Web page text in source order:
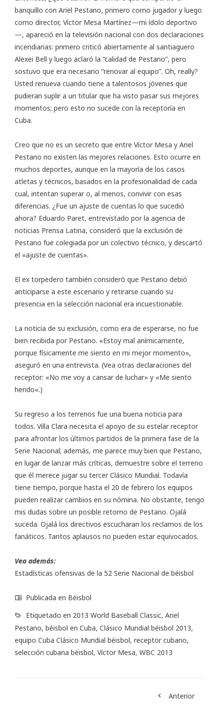
banquillo con Ariel Pestano, primero como jugador y luego
como director, Víctor Mesa Martínez—mi ídolo deportivo
—, apareció en la televisión nacional con dos declaraciones
incendiarias: primero criticó abiertamente al santiaguero
Alexei Bell y luego aclaró la “calidad de Pestano”, pero
sostuvo que era necesario “renovar al equipo”. Oh, really?
Usted renueva cuando tiene a talentosos jóvenes que
pudieran suplir a un titular que ha visto pasar sus mejores
momentos; pero esto no sucede con la receptoría en
Cuba.
Creo que no es un secreto que entre Víctor Mesa y Ariel
Pestano no existen las mejores relaciones. Esto ocurre en
muchos deportes, aunque en la mayoría de los casos
atletas y técnicos, basados en la profesionalidad de cada
cual, intentan superar o, al menos, convivir con esas
diferencias. ¿Fue un ajuste de cuentas lo que sucedió
ahora? Eduardo Paret, entrevistado por la agencia de
noticias Prensa Latina, consideró que la exclusión de
Pestano fue colegiada por un colectivo técnico, y descartó
el «ajuste de cuentas».
El ex torpedero también consideró que Pestano debió
anticiparse a este escenario y retirarse cuando su
presencia en la selección nacional era incuestionable.
La noticia de su exclusión, como era de esperarse, no fue
bien recibida por Pestano. «Estoy mal anímicamente,
porque físicamente me siento en mi mejor momento»,
aseguró en una entrevista. (Vea otras declaraciones del
receptor: «No me voy a cansar de luchar» y «Me siento
herido«.)
Su regreso a los terrenos fue una buena noticia para
todos. Villa Clara necesita el apoyo de su estelar receptor
para afrontar los últimos partidos de la primera fase de la
Serie Nacional; además, me parece muy bien que Pestano,
en lugar de lanzar más críticas, demuestre sobre el terreno
que él merece jugar su tercer Clásico Mundial. Todavía
tiene tiempo, porque hasta el 20 de febrero los equipos
pueden realizar cambios en su nómina. No obstante, tengo
mis dudas sobre un posible retorno de Pestano. Ojalá
suceda. Ojalá los directivos escucharan los reclamos de los
fanáticos. Tantos aplausos no pueden estar equivocados.
Vea además:
Estadísticas ofensivas de la 52 Serie Nacional de béisbol
Publicada en Béisbol
Etiquetado en 2013 World Baseball Classic, Ariel
Pestano, béisbol en Cuba, Clásico Mundial béisbol 2013,
equipo Cuba Clásico Mundial béisbol, receptor cubano,
selección cubana béisbol, Víctor Mesa, WBC 2013
Anterior